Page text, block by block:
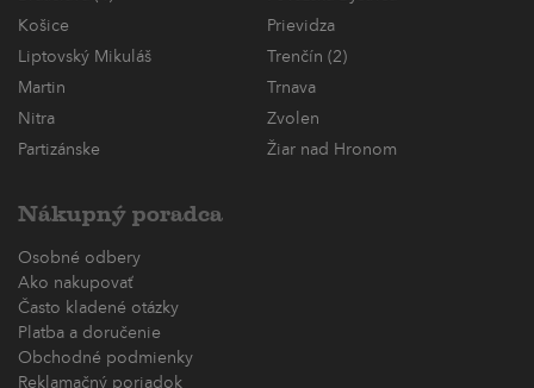
Košice
Prievidza
Liptovský Mikuláš
Trenčín (2)
Martin
Trnava
Nitra
Zvolen
Partizánske
Žiar nad Hronom
Nákupný poradca
Osobné odbery
Ako nakupovať
Často kladené otázky
Platba a doručenie
Obchodné podmienky
Reklamačný poriadok